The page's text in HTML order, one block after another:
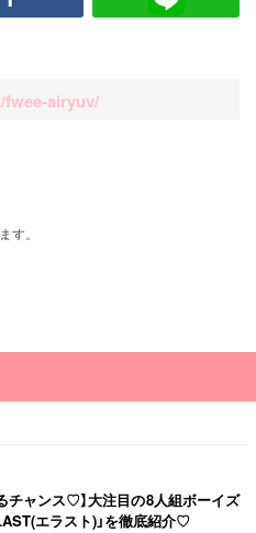
airyuv/
す。
チャンス♡】大注目の8人組ボーイズ
エラスト)」を徹底紹介♡